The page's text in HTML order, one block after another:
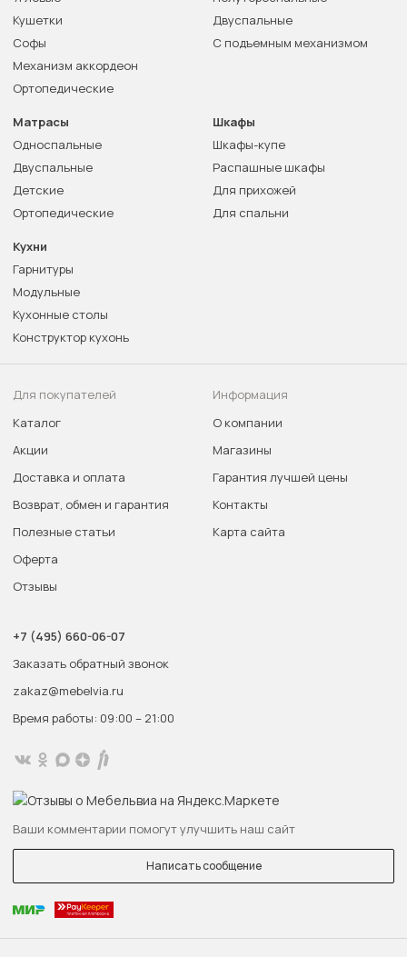
Кушетки
Софы
Механизм аккордеон
Ортопедические
Двуспальные
С подъемным механизмом
Матрасы
Односпальные
Двуспальные
Детские
Ортопедические
Шкафы
Шкафы-купе
Распашные шкафы
Для прихожей
Для спальни
Кухни
Гарнитуры
Модульные
Кухонные столы
Конструктор кухонь
Для покупателей
Каталог
Акции
Доставка и оплата
Возврат, обмен и гарантия
Полезные статьи
Оферта
Отзывы
Информация
О компании
Магазины
Гарантия лучшей цены
Контакты
Карта сайта
+7 (495) 660-06-07
Заказать обратный звонок
zakaz@mebelvia.ru
Время работы: 09:00 – 21:00
Ваши комментарии помогут улучшить наш сайт
Написать сообщение